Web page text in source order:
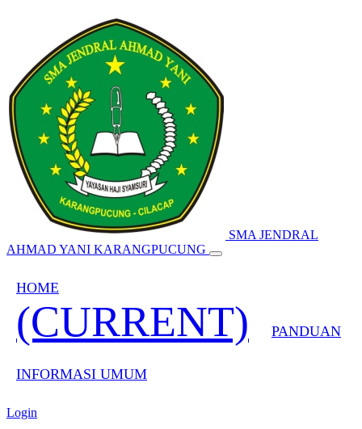
SMA JENDRAL
AHMAD YANI KARANGPUCUNG
HOME
(CURRENT) PANDUAN
INFORMASI UMUM
Login